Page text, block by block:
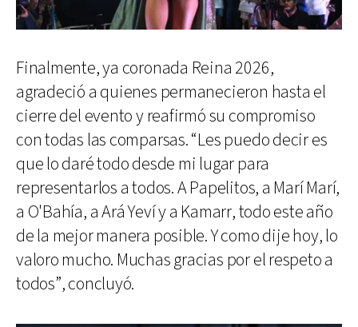
Finalmente, ya coronada Reina 2026,
agradeció a quienes permanecieron hasta el
cierre del evento y reafirmó su compromiso
con todas las comparsas. “Les puedo decir es
que lo daré todo desde mi lugar para
representarlos a todos. A Papelitos, a Marí Marí,
a O'Bahía, a Ará Yeví y a Kamarr, todo este año
de la mejor manera posible. Y como dije hoy, lo
valoro mucho. Muchas gracias por el respeto a
todos”, concluyó.